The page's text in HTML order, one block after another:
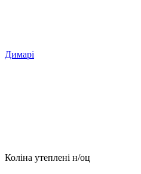
Димарі
Коліна утеплені н/оц